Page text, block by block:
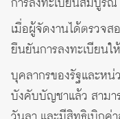
เมื่อผู้จัดงานได้ตรวจส
ยืนยันการลงทะเบียนใ
บุคลากรของรัฐและห
บังคับบัญชาแล้ว สามา